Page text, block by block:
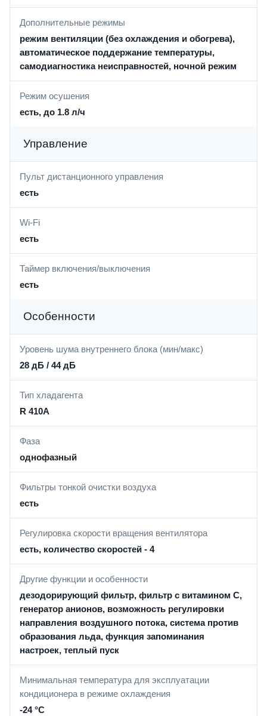
Дополнительные режимы
режим вентиляции (без охлаждения и обогрева),
автоматическое поддержание температуры,
самодиагностика неисправностей, ночной режим
Режим осушения
есть, до 1.8 л/ч
Управление
Пульт дистанционного управления
есть
Wi-Fi
есть
Таймер включения/выключения
есть
Особенности
Уровень шума внутреннего блока (мин/макс)
28 дБ / 44 дБ
Тип хладагента
R 410A
Фаза
однофазный
Фильтры тонкой очистки воздуха
есть
Регулировка скорости вращения вентилятора
есть, количество скоростей - 4
Другие функции и особенности
дезодорирующий фильтр, фильтр с витамином С,
генератор анионов, возможность регулировки
направления воздушного потока, система против
образования льда, функция запоминания
настроек, теплый пуск
Минимальная температура для эксплуатации
кондиционера в режиме охлаждения
-24 °С